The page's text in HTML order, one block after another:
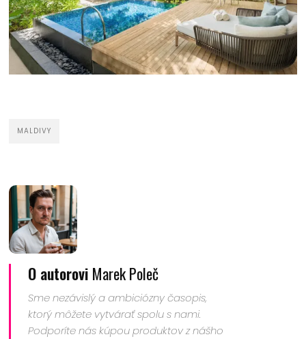
MALDIVY
O autorovi Marek Poleč
Sme nezávislý a ambiciózny časopis,
ktorý môžete vytvárať spolu s nami.
Podporíte nás kúpou produktov z nášho